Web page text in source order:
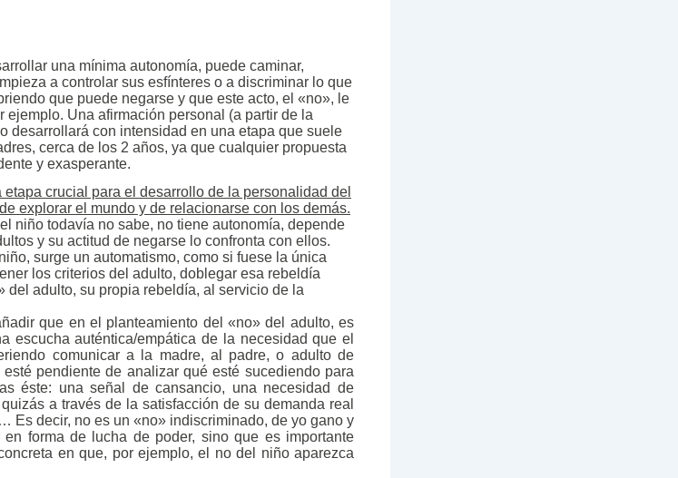
una mínima autonomía, puede caminar,
a controlar sus esfínteres o a discriminar lo que
que puede negarse y que este acto, el «no», le
ejemplo. Una afirmación personal (a partir de la
desarrollará con intensidad en una etapa que suele
cerca de los 2 años, ya que cualquier propuesta
y exasperante.
etapa crucial para el desarrollo de la personalidad del
explorar el mundo y de relacionarse con los demás.
niño todavía no sabe, no tiene autonomía, depende
y su actitud de negarse lo confronta con ellos.
surge un automatismo, como si fuese la única
los criterios del adulto, doblegar esa rebeldía
del adulto, su propia rebeldía, al servicio de la
que en el planteamiento del «no» del adulto, es
escucha auténtica/empática de la necesidad que el
comunicar a la madre, al padre, o adulto de
pendiente de analizar qué esté sucediendo para
éste: una señal de cansancio, una necesidad de
a través de la satisfacción de su demanda real
Es decir, no es un «no» indiscriminado, de yo gano y
en forma de lucha de poder, sino que es importante
en que, por ejemplo, el no del niño aparezca